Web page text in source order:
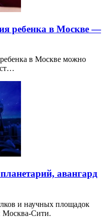
ребенка в Москве —
в Москве можно
авангард
и научных площадок
Москва-Сити.